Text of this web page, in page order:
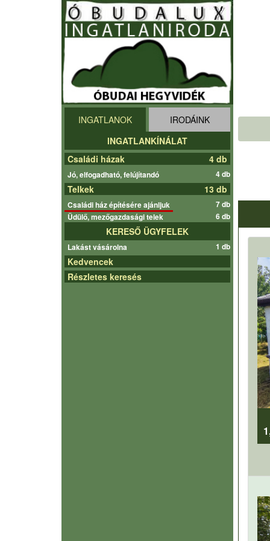
INGATLANOK
IRODÁINK
INGATLANKÍNÁLAT
Családi házak
4 db
Jó, elfogadható, felújítandó 4 db
Telkek 13 db
Családi ház építésére ajánljuk
7 db
Üdülő, mezőgazdasági telek
6 db
KERESŐ ÜGYFELEK
Lakást vásárolna 1 db
Kedvencek
Részletes keresés